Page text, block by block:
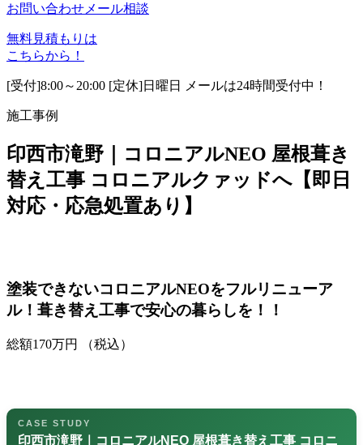
お問い合わせ メール相談
無料見積もりは
こちらから！
[受付]8:00～20:00 [定休]日曜日 メールは24時間受付中！
施工事例
印西市滝野｜コロニアルNEO 屋根葺き
替え工事 コロニアルクァッドへ【即日
対応・応急処置あり】
塗装できないコロニアルNEOをフルリニューア
ル！葺き替え工事で安心の暮らしを！！
総額170万円 （税込）
CASE STUDY
印西市滝野｜コロニアルNEO 屋根葺き替え工事 コロニ